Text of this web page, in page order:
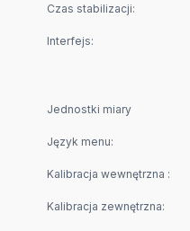
Czas stabilizacji:
Interfejs:
Jednostki miary
Język menu:
Kalibracja wewnętrzna :
Kalibracja zewnętrzna: